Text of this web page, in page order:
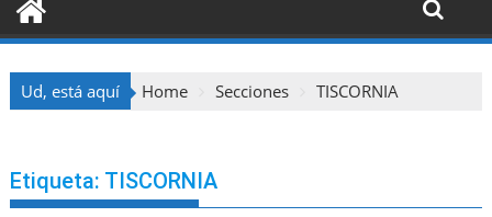
Ud, está aquí Home Secciones TISCORNIA
Etiqueta: TISCORNIA